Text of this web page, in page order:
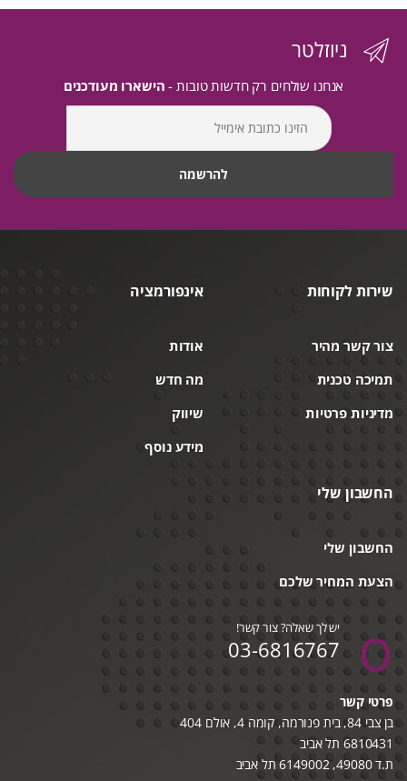
ניוזלטר
אנחנו שולחים רק חדשות טובות - הישארו מעודכנים
שירות לקוחות
צור קשר מהיר
תמיכה טכנית
מדיניות פרטיות
אינפורמציה
אודות
מה חדש
שיווק
מידע נוסף
החשבון שלי
החשבון שלי
הצעת המחיר שלכם
יש לך שאלה? צור קשר!
03-6816767
פרטי קשר
בן צבי 84, בית פנורמה, קומה 4, אולם 404
6810431 תל אביב
ת.ד 49080, 6149002 תל אביב